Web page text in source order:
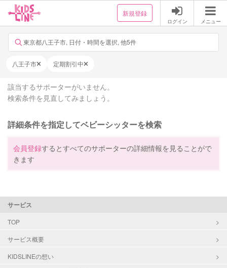
新規登録
ログイン メニュー
東京都八王子市, 日付・時間を選択, 他5件
八王子市 定期割引中
該当するサポーターがいません。
検索条件を見直してみましょう。
詳細条件を指定してベビーシッターを検索
会員登録するとすべてのサポーターの詳細情報を見ることがで
きます
サービス
TOP
サービス概要
KIDSLINEの想い